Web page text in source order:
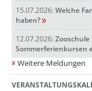
15.07.2026: Welche
haben?
12.07.2026:
Sommerferienkursen
Weitere Meldungen